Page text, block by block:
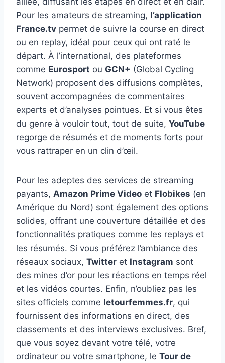
Pour les amateurs de streaming, l’application
France.tv permet de suivre la course en direct
ou en replay, idéal pour ceux qui ont raté le
départ. À l’international, des plateformes
comme Eurosport ou GCN+ (Global Cycling
Network) proposent des diffusions complètes,
souvent accompagnées de commentaires
experts et d’analyses pointues. Et si vous êtes
du genre à vouloir tout, tout de suite, YouTube
regorge de résumés et de moments forts pour
vous rattraper en un clin d’œil.
Pour les adeptes des services de streaming
payants, Amazon Prime Video et Flobikes (en
Amérique du Nord) sont également des options
solides, offrant une couverture détaillée et des
fonctionnalités pratiques comme les replays et
les résumés. Si vous préférez l’ambiance des
réseaux sociaux, Twitter et Instagram sont
des mines d’or pour les réactions en temps réel
et les vidéos courtes. Enfin, n’oubliez pas les
sites officiels comme letourfemmes.fr, qui
fournissent des informations en direct, des
classements et des interviews exclusives. Bref,
que vous soyez devant votre télé, votre
ordinateur ou votre smartphone, le Tour de